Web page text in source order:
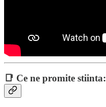
📑 Ce ne promite stiinta: